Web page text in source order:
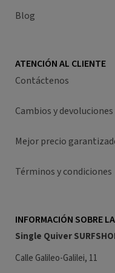
Blog
ATENCIÓN AL CLIENTE
Contáctenos
Cambios y devoluciones
Mejor precio
Términos y condiciones
INFORMACIÓN SOBRE
Single Quiver
Calle Galileo-Galilei, 11